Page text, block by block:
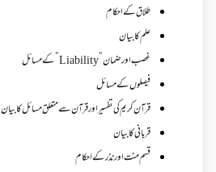
طلاق کے احکام
علم کا بیان
غصب اورضمان”Liability” کے مسائل
فیصلوں کے مسائل
قرآن کریم کی تفسیر اور قرآن سے متعلق مسائل کا بیان
قربانی کا بیان
قسم منت اور نذر کے احکام